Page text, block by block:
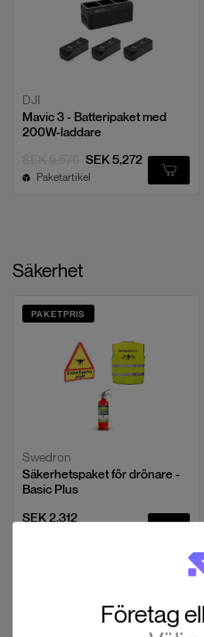
DJI
Mavic 3 - Batteripaket med
200W-laddare
SEK 5,272
Paketartikel
Säkerhet
PAKETPRIS
Swedron
Säkerhetspaket för drönare -
Basic Plus
SEK 2,312
Företag